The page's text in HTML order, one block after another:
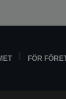
FÖR